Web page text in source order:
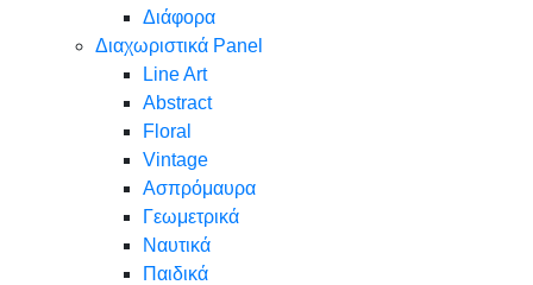
Διάφορα
Διαχωριστικά Panel
Line Art
Abstract
Floral
Vintage
Ασπρόμαυρα
Γεωμετρικά
Ναυτικά
Παιδικά